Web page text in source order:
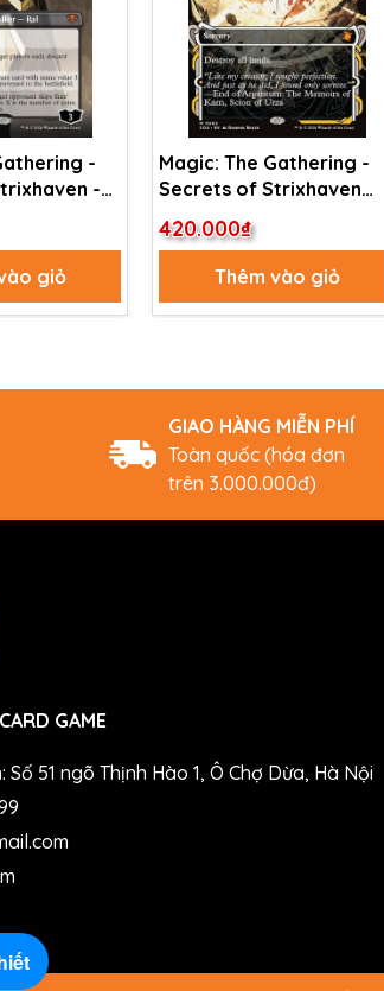
-
-
Foil
giỏ
Magic: The Gathering -
Secrets of Strixhaven
Mystical Archive -
Armageddon (3)
420.000₫
Thêm vào giỏ
GIAO HÀNG MIỄN PHÍ
Toàn quốc (hóa đơn
trên 3.000.000đ)
GAME
Số 51 ngõ Thịnh Hào 1, Ô Chợ Dừa, Hà Nội